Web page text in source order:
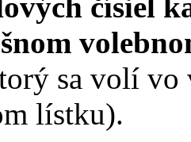
sa volí vo
lístku).